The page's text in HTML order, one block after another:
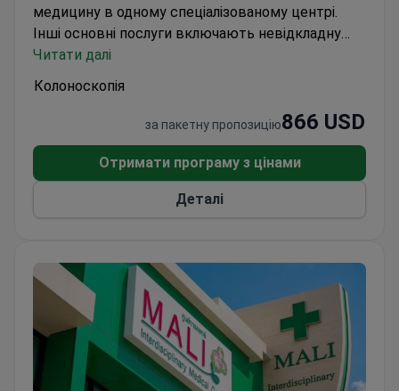
медицину в одному спеціалізованому центрі.
Інші основні послуги включають невідкладну
допомогу та травматологію, передову хірургію, а
команди зі 100 лікарів у 10 відділеннях. Має
травматології. Пропонує оздоровчі та
діагностичні програми для профілактики. Також
має акредитацію лікарень Таїланду (HA) за
Читати далі
Колоноскопія
за пакетну пропозицію866 USD
Отримати програму з цінами
Деталі